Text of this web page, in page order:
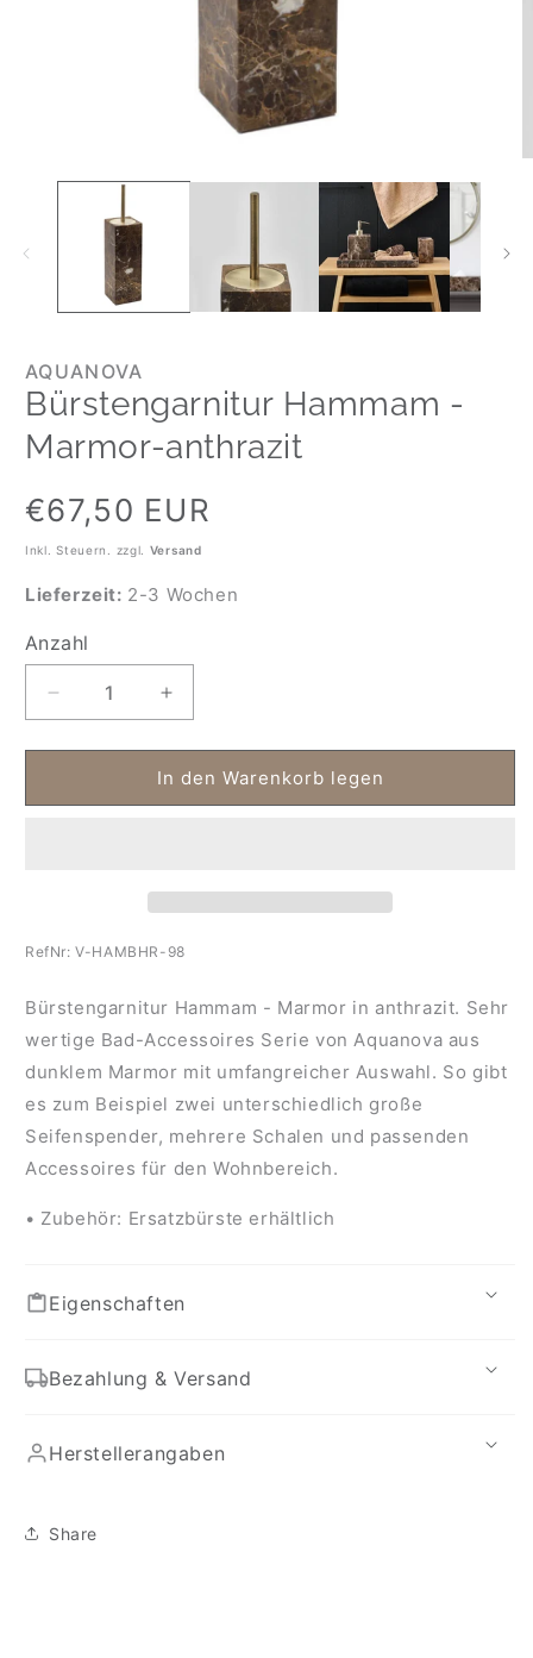
AQUANOVA
Bürstengarnitur Hammam -
Marmor-anthrazit
Normaler
Preis
€67,50 EUR
Inkl. Steuern. zzgl. Versand
Lieferzeit: 2-3 Wochen
Anzahl
Anzahl
Verringere
die
Menge
Bürstengarnitur
Erhöhe
die
Menge
für
Bürstengarnitur
In den Warenkorb legen
RefNr:V-HAMBHR-98
Bürstengarnitur Hammam - Marmor in anthrazit. Sehr
wertige Bad-Accessoires Serie von Aquanova aus
dunklem Marmor mit umfangreicher Auswahl. So gibt
es zum Beispiel zwei unterschiedlich große
Seifenspender, mehrere Schalen und passenden
Accessoires für den Wohnbereich.
• Zubehör: Ersatzbürste erhältlich
Eigenschaften
Bezahlung & Versand
Herstellerangaben
Share